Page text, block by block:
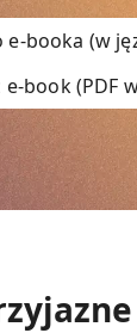
e-booka (w
e-book (PDF